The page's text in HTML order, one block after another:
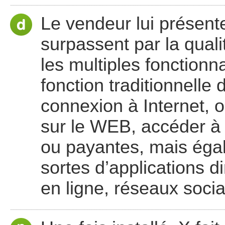
Le vendeur lui
surpassent par la
les multiples
fonction traditionnelle
connexion à Internet,
sur le WEB, accéder
ou payantes, mais
sortes d’applications
en ligne, réseaux